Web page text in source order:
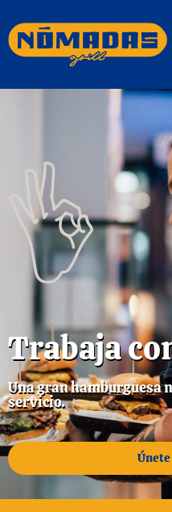
Trabaja
Una gran hamburguesa
servicio.